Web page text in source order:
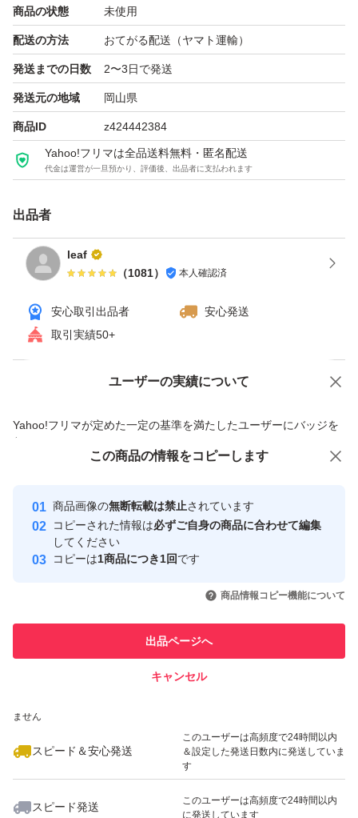
商品の状態 未使用
配送の方法 おてがる配送（ヤマト運輸）
発送までの日数 2〜3日で発送
発送元の地域 岡山県
商品ID z424442384
Yahoo!フリマは全品送料無料・匿名配送
代金は運営が一旦預かり、評価後、出品者に支払われます
出品者
leaf
（1081） 本人確認済
安心取引出品者
安心発送
取引実績50+
ユーザーの実績について
Yahoo!フリマが定めた一定の基準を満たしたユーザーにバッジを
付与しています
安心取引出品者
心・安全なユーザーです
取引実績
引を完了させた実績があります
での取引実績があります
ません
スピード＆安心発送
このユーザーは高頻度で24時間以内
＆設定した発送日数内に発送していま
す
スピード発送
このユーザーは高頻度で24時間以内
に発送しています
価格の相談 商品への質問
この商品の情報をコピーします
商品画像の無断転載は禁止されています
コピーされた情報は必ずご自身の商品に合わせて編集
してください
コピーは1商品につき1回です
商品情報コピー機能について
出品ページへ
キャンセル
この商品をみている人にオススメ